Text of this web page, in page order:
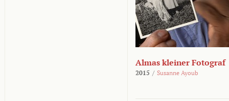
Almas kleiner Fotograf
2015 / Susanne Ayoub